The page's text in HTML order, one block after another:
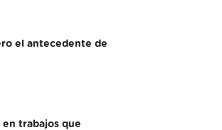
el antecedente de
trabajos que